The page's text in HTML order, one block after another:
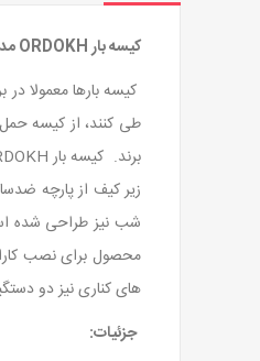
کیسه بار ORDOKH مدل KARGO BAG حجم 170 لیتر رنگ خاکی ارتشی
کیسه بارها معمولا در
طی کنند، از کیسه حمل
زیر کیف از پارچه
شب نیز طراحی شده
محصول برای نصب
های کناری نیز دو
جزئیات: